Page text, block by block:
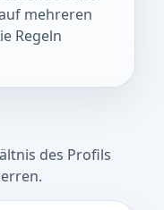
mehreren
Regeln
des Profils